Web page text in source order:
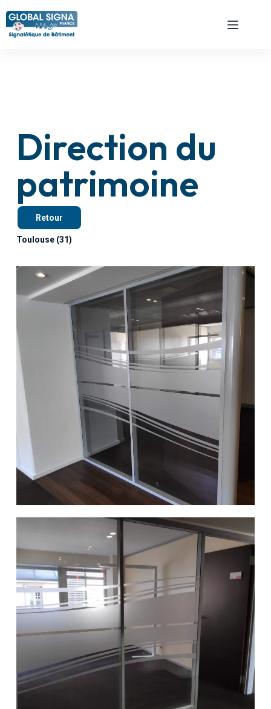
Direction du
patrimoine
Retour
Toulouse (31)